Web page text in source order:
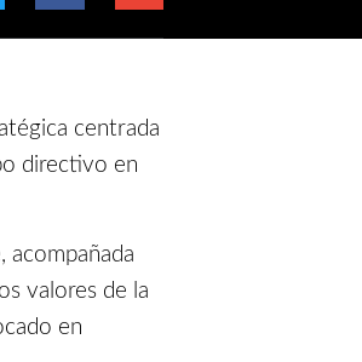
centrada
directivo en
acompañada
valores de la
en